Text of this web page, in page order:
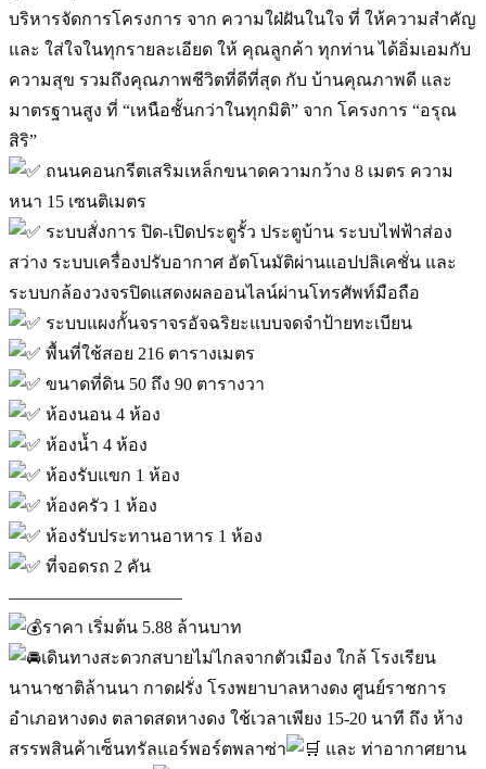
บริหารจัดการโครงการ จาก ความใฝ่ฝันในใจ ที่ ให้ความสำคัญ
และ ใส่ใจในทุกรายละเอียด ให้ คุณลูกค้า ทุกท่าน ได้อิ่มเอมกับ
ความสุข รวมถึงคุณภาพชีวิตที่ดีที่สุด กับ บ้านคุณภาพดี และ
มาตรฐานสูง ที่ “เหนือชั้นกว่าในทุกมิติ” จาก โครงการ “อรุณ
สิริ”
ถนนคอนกรีตเสริมเหล็กขนาดความกว้าง 8 เมตร ความ
หนา 15 เซนติเมตร
ระบบสั่งการ ปิด-เปิดประตูรั้ว ประตูบ้าน ระบบไฟฟ้าส่อง
สว่าง ระบบเครื่องปรับอากาศ อัตโนมัติผ่านแอปปลิเคชั่น และ
ระบบกล้องวงจรปิดแสดงผลออนไลน์ผ่านโทรศัพท์มือถือ
ระบบแผงกั้นจราจรอัจฉริยะแบบจดจำป้ายทะเบียน
พื้นที่ใช้สอย 216 ตารางเมตร
ขนาดที่ดิน 50 ถึง 90 ตารางวา
ห้องนอน 4 ห้อง
ห้องน้ำ 4 ห้อง
ห้องรับแขก 1 ห้อง
ห้องครัว 1 ห้อง
ห้องรับประทานอาหาร 1 ห้อง
ที่จอดรถ 2 คัน
——————————
ราคา เริ่มต้น 5.88 ล้านบาท
เดินทางสะดวกสบายไม่ไกลจากตัวเมือง ใกล้ โรงเรียน
นานาชาติล้านนา กาดฝรั่ง โรงพยาบาลหางดง ศูนย์ราชการ
อำเภอหางดง ตลาดสดหางดง ใช้เวลาเพียง 15-20 นาที ถึง ห้าง
สรรพสินค้าเซ็นทรัลแอร์พอร์ตพลาซ่า
และ ท่าอากาศยาน